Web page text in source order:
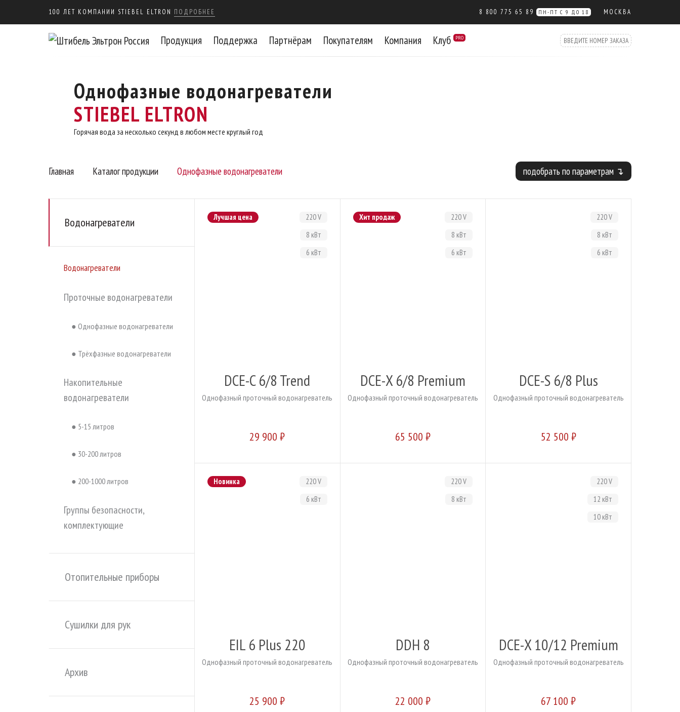
100 ЛЕТ КОМПАНИИ STIEBEL ELTRON ПОДРОБНЕЕ 8 800 775 65 89 ПН-ПТ С 9 ДО 18 МОСКВА
Продукция Поддержка Партнёрам Покупателям Компания Клуб PRO
Однофазные водонагреватели
STIEBEL ELTRON
Горячая вода за несколько секунд в любом месте круглый год
Главная Каталог продукции Однофазные водонагреватели подобрать по параметрам ↴
Водонагреватели
Водонагреватели
Проточные водонагреватели
● Однофазные водонагреватели
● Трёхфазные водонагреватели
Накопительные
водонагреватели
● 5-15 литров
● 30-200 литров
● 200-1000 литров
Группы безопасности,
комплектующие
Отопительные приборы
Сушилки для рук
Архив
Лучшая цена
220 V
8 кВт
6 кВт
DCE-C 6/8 Trend
Однофазный проточный водонагреватель
29 900 ₽
Хит продаж
220 V
8 кВт
6 кВт
DCE-X 6/8 Premium
Однофазный проточный водонагреватель
65 500 ₽
220 V
8 кВт
6 кВт
DCE-S 6/8 Plus
Однофазный проточный водонагреватель
52 500 ₽
Новинка
220 V
6 кВт
EIL 6 Plus 220
Однофазный проточный водонагреватель
25 900 ₽
220 V
8 кВт
DDH 8
Однофазный проточный водонагреватель
22 000 ₽
220 V
12 кВт
10 кВт
DCE-X 10/12 Premium
Однофазный проточный водонагреватель
67 100 ₽